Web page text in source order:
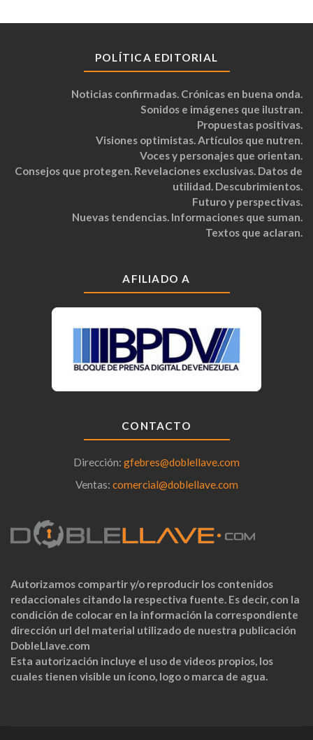
POLÍTICA EDITORIAL
Noticias confirmadas. Crónicas en buena onda.
Sonidos e imágenes que ilustran.
Propuestas positivas.
Visiones optimistas. Artículos que nutren.
Voces y personajes que orientan.
Consejos que protegen. Revelaciones exclusivas. Datos de
utilidad. Descubrimientos.
Futuro y perspectivas.
Nuevas tendencias. Informaciones que suman.
Textos que aclaran.
AFILIADO A
CONTACTO
Dirección: gfebres@doblellave.com
Ventas: comercial@doblellave.com
Autorizamos compartir y/o reproducir los contenidos
redaccionales citando la respectiva fuente. Es decir, con la
condición de colocar en la información la correspondiente
dirección url del material utilizado de nuestra publicación
DobleLlave.com
Esta autorización incluye el uso de videos propios, los
cuales tienen visible un ícono, logo o marca de agua.